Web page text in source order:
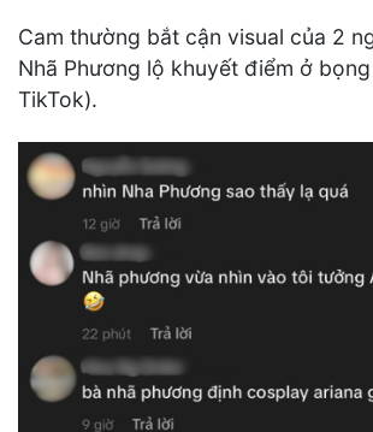
Cam thường bắt cận visual của 2
Nhã Phương lộ khuyết điểm ở
TikTok).